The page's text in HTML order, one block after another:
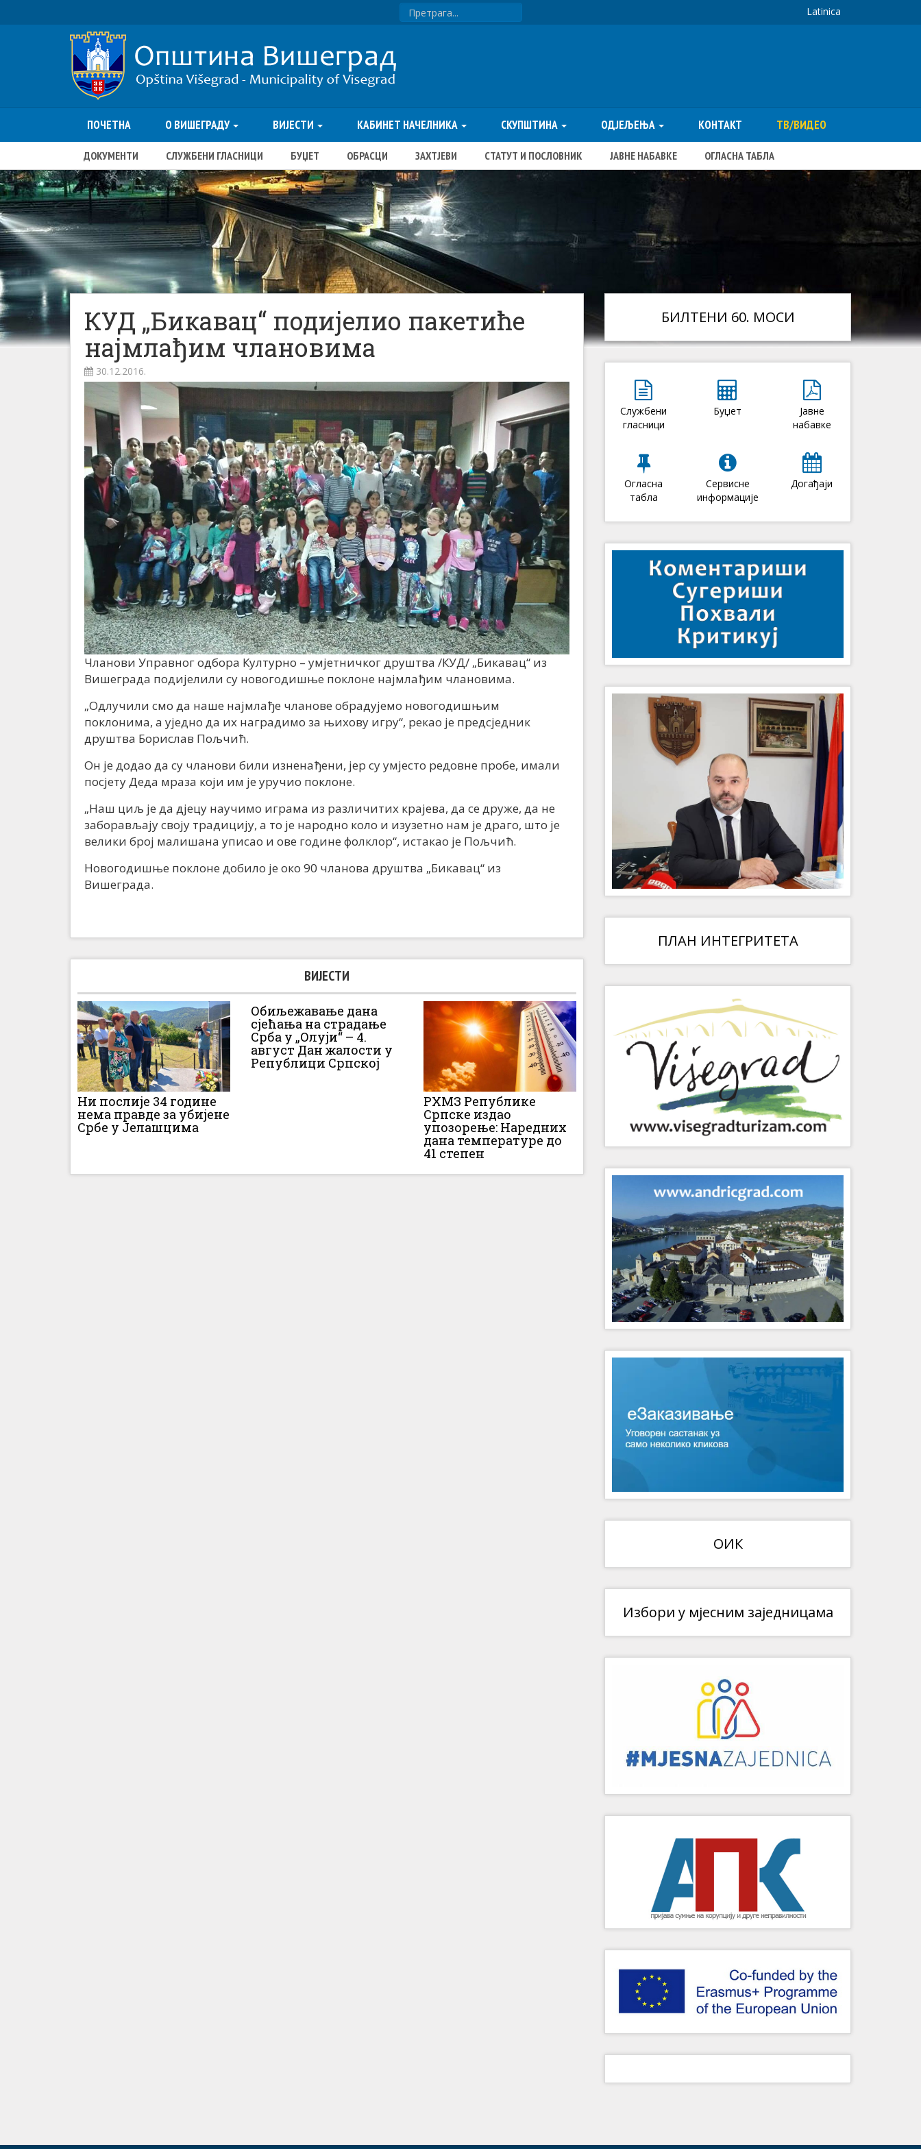
Latinica
ПОЧЕТНА О ВИШЕГРАДУ ВИЈЕСТИ КАБИНЕТ НАЧЕЛНИКА СКУПШТИНА ОДЈЕЉЕЊА КОНТАКТ ТВ/ВИДЕО
ДОКУМЕНТИ СЛУЖБЕНИ ГЛАСНИЦИ БУЏЕТ ОБРАСЦИ ЗАХТЈЕВИ СТАТУТ И ПОСЛОВНИК ЈАВНЕ НАБАВКЕ ОГЛАСНА ТАБЛА
КУД „Бикавац“ подијелио пакетиће
најмлађим члановима
30.12.2016.
Чланови Управног одбора Културно – умјетничког друштва /КУД/ „Бикавац“ из
Вишеграда подијелили су новогодишње поклоне најмлађим члановима.
„Одлучили смо да наше најмлађе чланове обрадујемо новогодишњим
поклонима, а уједно да их наградимо за њихову игру“, рекао је предсједник
друштва Борислав Пољчић.
Он је додао да су чланови били изненађени, јер су умјесто редовне пробе, имали
посјету Деда мраза који им је уручио поклоне.
„Наш циљ је да дјецу научимо играма из различитих крајева, да се друже, да не
заборављају своју традицију, а то је народно коло и изузетно нам је драго, што је
велики број малишана уписао и ове године фолклор“, истакао је Пољчић.
Новогодишње поклоне добило је око 90 чланова друштва „Бикавац“ из
Вишеграда.
ВИЈЕСТИ
Ни послије 34 године
нема правде за убијене
Србе у Јелашцима
Обиљежавање дана
сјећања на страдање
Срба у „Олуји“ – 4.
август Дан жалости у
Републици Српској
РХМЗ Републике
Српске издао
упозорење: Наредних
дана температуре до
41 степен
БИЛТЕНИ 60. МОСИ
Службени
гласници
Буџет
Јавне
набавке
Огласна
табла
Сервисне
информације
Догађаји
ПЛАН ИНТЕГРИТЕТА
ОИК
Избори у мјесним заједницама